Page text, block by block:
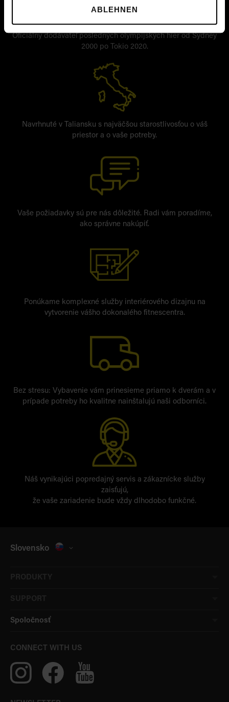
ABLEHNEN
Oficiálny dodávateľ posledných olympijských hier od Sydney
2000 po Tokio 2020.
Navrhnuté v Taliansku s najväčšou starostlivosťou o váš
priestor a o vaše potreby.
Vaše požiadavky sú pre nás dôležité. Radi vám poradíme,
ako správne nakúpiť.
Ponúkame komplexné služby interiérového dizajnu na
vytvorenie vášho dokonalého fitnescentra.
Bez stresu: Vybavenie vám prinesieme priamo k dverám a v
prípade potreby ho kvalitne nainštalujú naši odborníci.
Náš vynikajúci popredajný servis a zákaznícke služby
zaisťujú,
že vaše zariadenie bude vždy dlhodobo funkčné.
Slovensko
Spoločnosť
CONNECT WITH US